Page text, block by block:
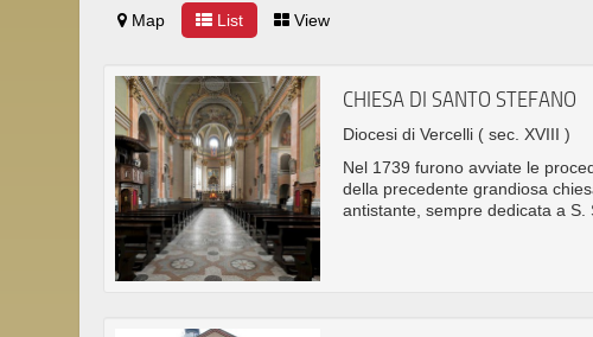
Map List View
CHIESA DI SANTO STEFANO
Diocesi di Vercelli ( sec. XVIII )
Nel 1739 furono avviate le
della precedente grandiosa
antistante, sempre dedicata a